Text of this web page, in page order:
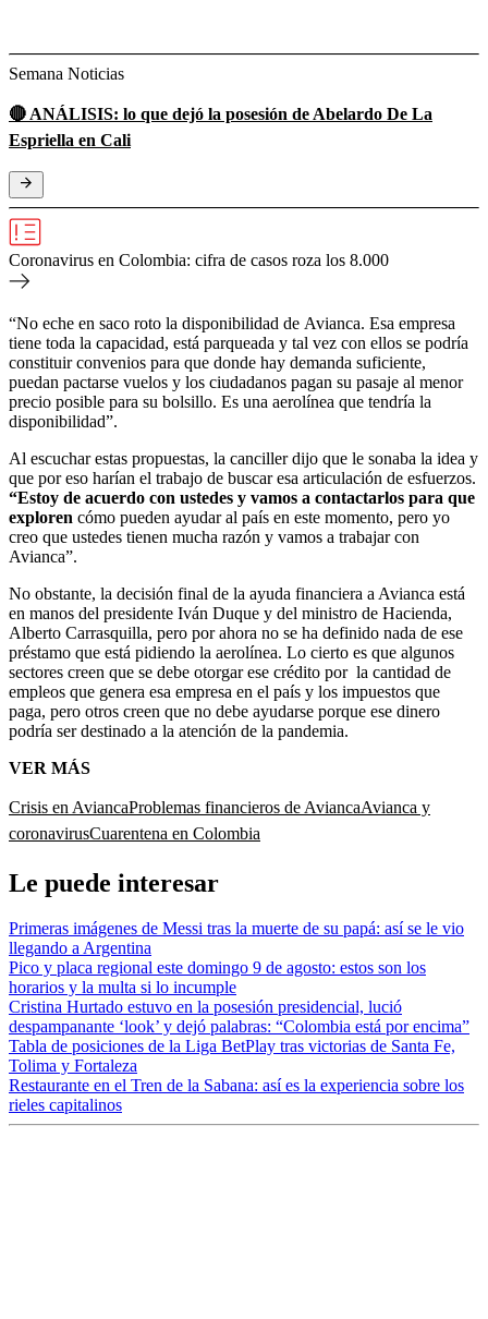
Semana Noticias
🔴 ANÁLISIS: lo que dejó la posesión de Abelardo De La
Espriella en Cali
Coronavirus en Colombia: cifra de casos roza los 8.000
“No eche en saco roto la disponibilidad de Avianca. Esa empresa
tiene toda la capacidad, está parqueada y tal vez con ellos se podría
constituir convenios para que donde hay demanda suficiente,
puedan pactarse vuelos y los ciudadanos pagan su pasaje al menor
precio posible para su bolsillo. Es una aerolínea que tendría la
disponibilidad”.
Al escuchar estas propuestas, la canciller dijo que le sonaba la idea y
que por eso harían el trabajo de buscar esa articulación de esfuerzos.
“Estoy de acuerdo con ustedes y vamos a contactarlos para que
exploren cómo pueden ayudar al país en este momento, pero yo
creo que ustedes tienen mucha razón y vamos a trabajar con
Avianca”.
No obstante, la decisión final de la ayuda financiera a Avianca está
en manos del presidente Iván Duque y del ministro de Hacienda,
Alberto Carrasquilla, pero por ahora no se ha definido nada de ese
préstamo que está pidiendo la aerolínea. Lo cierto es que algunos
sectores creen que se debe otorgar ese crédito por la cantidad de
empleos que genera esa empresa en el país y los impuestos que
paga, pero otros creen que no debe ayudarse porque ese dinero
podría ser destinado a la atención de la pandemia.
VER MÁS
Crisis en AviancaProblemas financieros de AviancaAvianca y
coronavirusCuarentena en Colombia
Le puede interesar
Primeras imágenes de Messi tras la muerte de su papá: así se le vio
llegando a Argentina
Pico y placa regional este domingo 9 de agosto: estos son los
horarios y la multa si lo incumple
Cristina Hurtado estuvo en la posesión presidencial, lució
despampanante ‘look’ y dejó palabras: “Colombia está por encima”
Tabla de posiciones de la Liga BetPlay tras victorias de Santa Fe,
Tolima y Fortaleza
Restaurante en el Tren de la Sabana: así es la experiencia sobre los
rieles capitalinos